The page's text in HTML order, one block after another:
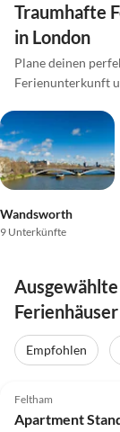
Traumhafte
in London
Plane deinen
Ferienunterkunft
Wandsworth
9 Unterkünfte
Empfohlen
Feltham